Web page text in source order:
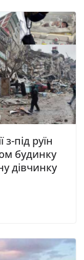
під руїн
будинку
дівчинку